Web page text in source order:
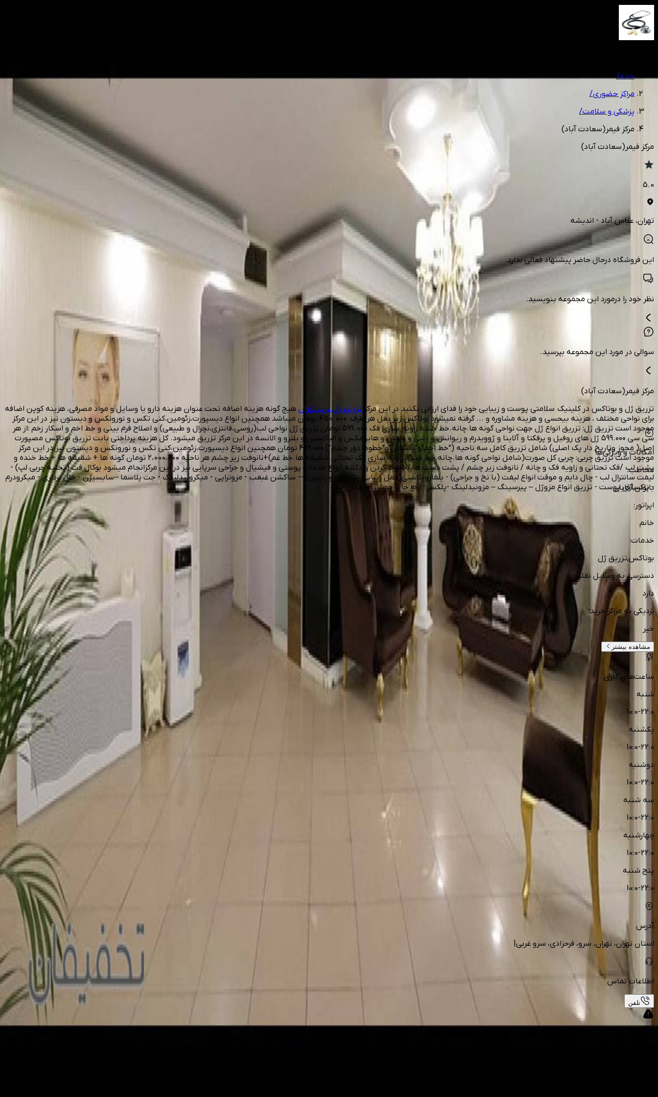
1/16
خانه/
مراکز حضوری/
پزشکی و سلامت/
مرکز فیمر(سعادت آباد)
مرکز فیمر(سعادت آباد)
5.0
تهران، عباس آباد - اندیشه
این فروشگاه درحال حاضر پیشنهاد فعالی ندارد
نظر خود را درمورد این مجموعه بنویسید.
سوالی در مورد این مجموعه بپرسید.
مرکز فیمر(سعادت آباد)
تزریق ژل و بوتاکس در کلینیک سلامتی پوست و زیبایی خود را فدای ارزانی نکنید در این مرکز تزریق ژل غرب تهران هیچ گونه هزینه اضافه تحت عنوان هزینه دارو یا وسایل و مواد مصرفی، هزینه کوپن اضافه
برای نواحی مختلف ، هزینه بیحسی و هزینه مشاوره و ... گرفته نمیشود بوتاکس زیر بغل هر طرف: 450.000 تومان میباشد همچنین انواع دیسپورت،زئومین،کنی تکس و نورونکس و دیستون نیز در این مرکز
موجود است تزریق ژل: تزریق انواع ژل جهت نواحی گونه ها.چانه.خط خنده.زاویه سازی فک 5۹۹.0۰۰ تومان تزریق ژل نواحی لب(روسی،فانتزی،نچرال و طبیعی) و اصلاح فرم بینی و خط اخم و اسکار زخم :از هر
سی سی 5۹۹.۰۰۰ ژل های روفیل و پرفکتا و آلاینا و ژوویدرم و ریوانس و دنبی و ولوس و هایومکس و الیاکسین و بلترو و الانسه در این مرکز تزریق میشود. کل هزینه پرداختی بابت تزریق بوتاکس مصپورت
اصل( مجوز وتاریخ دار پک اصلی) شامل تزریق کامل سه ناحیه (“خط اخم”و”پیشانی”و”خطوط دور چشم”) 4۹۹.۰۰۰ تومان همچنین انواع دیسپورت،زئومین،کنی تکس و نورونکس و دیستون نیز در این مرکز
موجود است تزریق چربی: چربی کل صورت(شامل نواحی گونه ها.چانه.خط خنده.زاویه سازی فک تحتانی.شقیقه ها.خط غم)+نانوفت زیر چشم هر ناحیه 2،000،000 تومان گونه ها + شقیقه ها + خط خنده و
پشت لب /فک تحتانی و زاویه فک و چانه / نانوفت زیر چشم / پشت دست ها /خطوط گردن و دکلته انواع خدمات پوستی و فیشیال و جراحی سرپایی نیز در این مرکزانجام میشود بوکال فت (تخلیه چربی لپ) -
لیفت سانترال لب - چال دایم و موقت انواع لیفت (با نخ و جراحی) - بلفاروپلاستی(عمل زیبایی پلک بالا و پایین) -- ساکشن غبغب - مزوتراپی - میکرونیدلینگ - جت پلاسما –سابسیژن - خال برداری - میکرودرم
- پاکسازی پوست - تزریق انواع مزوژل – پیرسینگ – مزونیدلینگ -پلکسر - رفع جای جوش و اسکار زخم
امکانات و ویژگی‌ها
مخاطب:
بانوان,آقایان
اپراتور :
خانم
خدمات:
بوتاکس,تزریق ژل
دسترسی به وسایل نقلیه:
دارد
نزدیکی به مراکز خرید:
خیر
مشاهده بیشتر
ساعت‌های کاری
شنبه
10:0-22:0
یکشنبه
10:0-22:0
دوشنبه
10:0-22:0
سه شنبه
10:0-22:0
چهارشنبه
10:0-22:0
پنج شنبه
10:0-22:0
آدرس
استان تهران، تهران، سرو، فرحزادی، سرو غربی|
اطلاعات تماس
تلفن